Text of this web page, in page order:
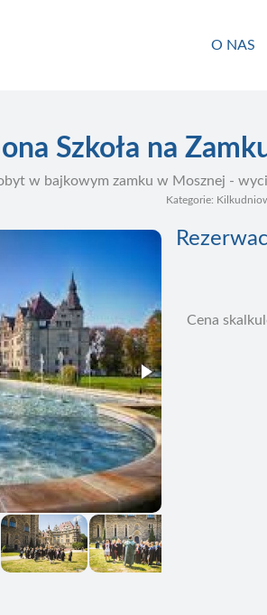
O NAS
Szkoła na
w bajkowym zamku w Mosznej -
Kategorie:
Cena